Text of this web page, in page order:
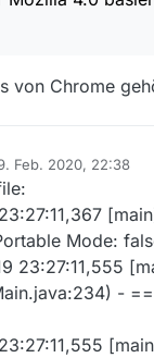
von Chrome
Feb. 2020, 22:38
von
Mode:
23:27:11,555
-